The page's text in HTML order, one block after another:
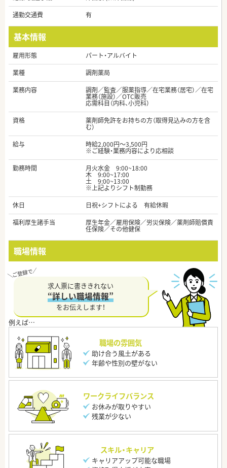
通勤交通費
有
基本情報
雇用形態
パート・アルバイト
業種
調剤薬局
業務内容
調剤／監査／服薬指導／在宅業務（居宅）／在宅
業務（施設）／OTC販売
応需科目（内科、小児科）
資格
薬剤師免許をお持ちの方（取得見込みの方を含
む）
給与
時給2,000円～3,500円
※ご経験・業務内容により応相談
勤務時間
月火水金 9:00~18:00
木 9:00~17:00
土 9:00~13:00
※上記よりシフト制勤務
休日
日祝+シフトによる 有給休暇
福利厚生諸手当
厚生年金／雇用保険／労災保険／薬剤師賠償責
任保険／その他健保
職場情報
求人票に書ききれない
“詳しい職場情報”
をお伝えします！
職場の雰囲気
助け合う風土がある
年齢や性別の壁がない
ワークライフバランス
お休みが取りやすい
残業が少ない
スキル・キャリア
キャリアアップ可能な職場